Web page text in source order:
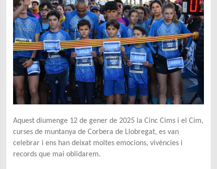
Aquest diumenge 12 de gener de 2025 la Cinc Cims i el Cim,
curses de muntanya de Corbera de Llobregat, es van
celebrar i ens han deixat moltes emocions, vivències i
records que mai oblidarem.